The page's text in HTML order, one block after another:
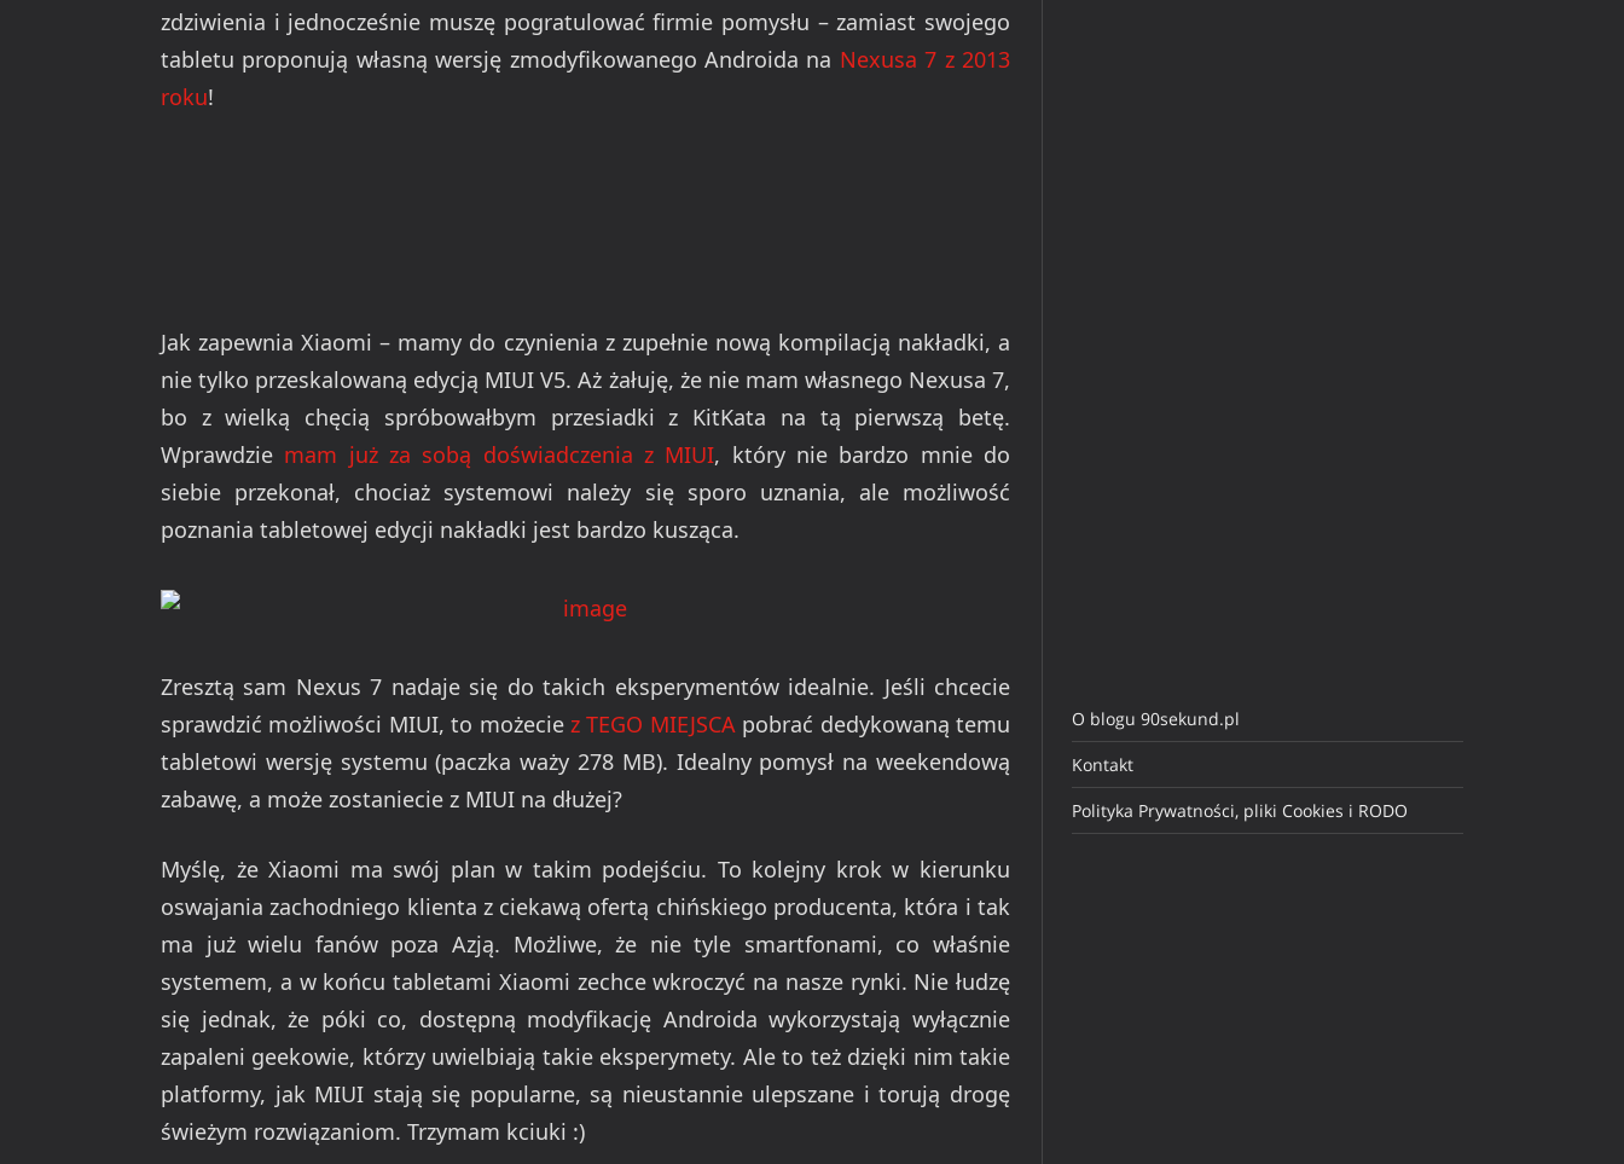
zdziwienia i jednocześnie muszę pogratulować firmie pomysłu – zamiast swojego
tabletu proponują własną wersję zmodyfikowanego Androida na Nexusa 7 z 2013
roku!
Jak zapewnia Xiaomi – mamy do czynienia z zupełnie nową kompilacją nakładki, a
nie tylko przeskalowaną edycją MIUI V5. Aż żałuję, że nie mam własnego Nexusa 7,
bo z wielką chęcią spróbowałbym przesiadki z KitKata na tą pierwszą betę.
Wprawdzie mam już za sobą doświadczenia z MIUI, który nie bardzo mnie do
siebie przekonał, chociaż systemowi należy się sporo uznania, ale możliwość
poznania tabletowej edycji nakładki jest bardzo kusząca.
Zresztą sam Nexus 7 nadaje się do takich eksperymentów idealnie. Jeśli chcecie
sprawdzić możliwości MIUI, to możecie z TEGO MIEJSCA pobrać dedykowaną temu
tabletowi wersję systemu (paczka waży 278 MB). Idealny pomysł na weekendową
zabawę, a może zostaniecie z MIUI na dłużej?
Myślę, że Xiaomi ma swój plan w takim podejściu. To kolejny krok w kierunku
oswajania zachodniego klienta z ciekawą ofertą chińskiego producenta, która i tak
ma już wielu fanów poza Azją. Możliwe, że nie tyle smartfonami, co właśnie
systemem, a w końcu tabletami Xiaomi zechce wkroczyć na nasze rynki. Nie łudzę
się jednak, że póki co, dostępną modyfikację Androida wykorzystają wyłącznie
zapaleni geekowie, którzy uwielbiają takie eksperymety. Ale to też dzięki nim takie
platformy, jak MIUI stają się popularne, są nieustannie ulepszane i torują drogę
świeżym rozwiązaniom. Trzymam kciuki :)
O blogu 90sekund.pl
Kontakt
Polityka Prywatności, pliki Cookies i RODO